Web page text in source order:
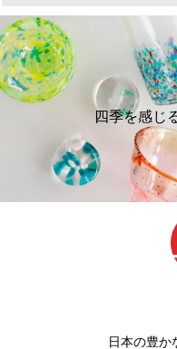
四季を感じ
日本の豊か